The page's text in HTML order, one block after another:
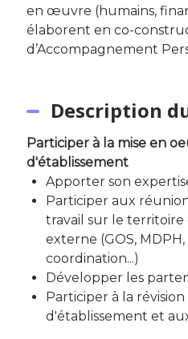
en œuvre (humains,
élaborent en co-
d’Accompagnement
Description
Participer à la mise en
d'établissement
Apporter son
Participer aux
travail sur le
externe (GOS,
coordination...)
Développer les
Participer à la
d'établissement et